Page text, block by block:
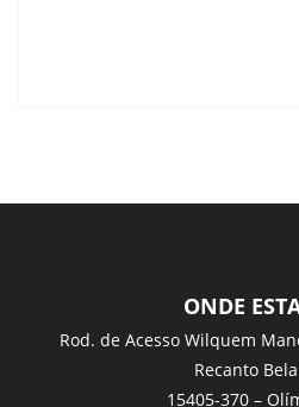
ONDE
Rod. de Acesso Wilquem
Recanto
15405-370 –